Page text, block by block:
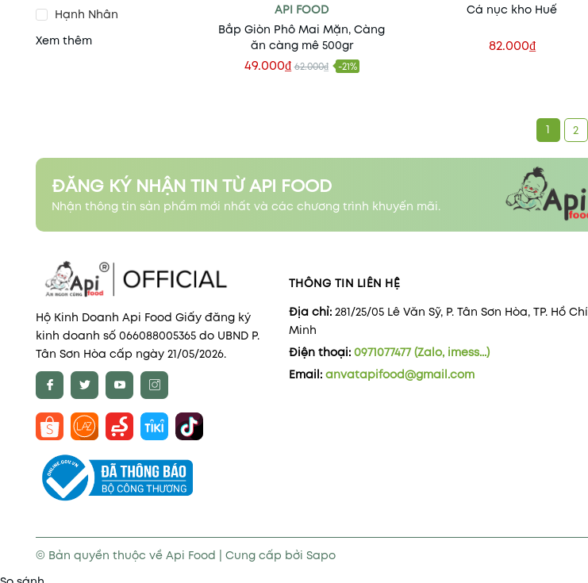
Hạnh Nhân
Xem thêm
Thêm vào giỏ
API FOOD
Bắp Giòn Phô Mai Mặn, Càng
ăn càng mê 500gr
49.000₫ 62.000₫ -21%
Cá nục kho Huế
82.000₫
1 2
ĐĂNG KÝ NHẬN TIN TỪ API FOOD
Nhận thông tin sản phẩm mới nhất và các chương trình khuyến mãi.
Hộ Kinh Doanh Api Food Giấy đăng ký
kinh doanh số 066088005365 do UBND P.
Tân Sơn Hòa cấp ngày 21/05/2026.
THÔNG TIN LIÊN HỆ
Địa chỉ: 281/25/05 Lê Văn Sỹ, P. Tân Sơn Hòa, TP. Hồ Chí
Minh
Điện thoại: 0971077477 (Zalo, imess...)
Email: anvatapifood@gmail.com
© Bản quyền thuộc về Api Food | Cung cấp bởi Sapo